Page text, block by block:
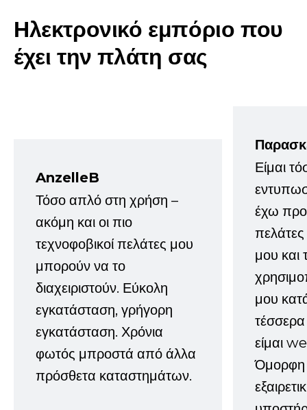
Ηλεκτρονικό εμπόριο που
έχει την πλάτη σας
AnzelleB
Τόσο απλό στη χρήση –
ακόμη και οι πιο
τεχνοφοβικοί πελάτες μου
μπορούν να το
διαχειριστούν. Εύκολη
εγκατάσταση, γρήγορη
εγκατάσταση. Χρόνια
φωτός μπροστά από άλλα
πρόσθετα καταστημάτων.
Είμαι
έχω
μου και
μου
είμαι
Όμορφη